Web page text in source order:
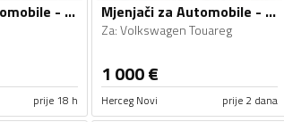
Mjenjači za Automobile - Audi - A6 - 2010
prije 18 h
Mjenjači za Automobile - Volkswagen - Touareg - 2008
Za:Volkswagen Touareg
1 000€
Herceg Novi prije 2 dana